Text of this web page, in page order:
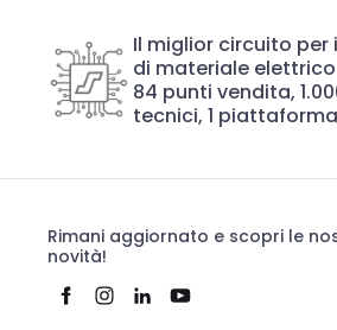
Il miglior circuito
di materiale elettrico
84 punti vendita,
tecnici, 1
Rimani aggiornato e scopri le
novità!